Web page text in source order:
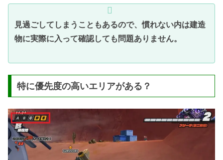
見過ごしてしまうこともあるので、慣れない内は建造
物に実際に入って確認しても問題ありません。
特に優先度の高いエリアがある？